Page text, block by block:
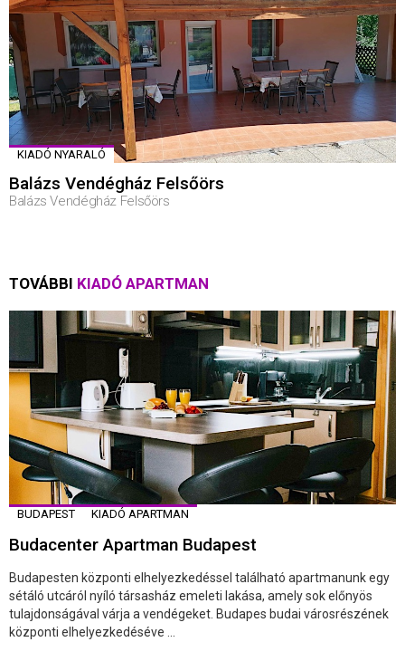
KIADÓ NYARALÓ
Balázs Vendégház Felsőörs
Balázs Vendégház Felsőörs
TOVÁBBI KIADÓ APARTMAN
BUDAPEST KIADÓ APARTMAN
Budacenter Apartman Budapest
Budapesten központi elhelyezkedéssel található apartmanunk egy
sétáló utcáról nyíló társasház emeleti lakása, amely sok előnyös
tulajdonságával várja a vendégeket. Budapes budai városrészének
központi elhelyezkedéséve ...